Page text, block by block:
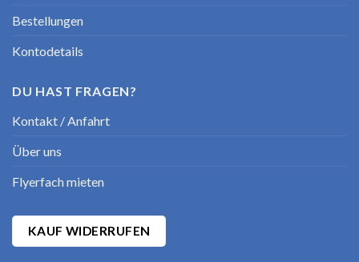
Bestellungen
Kontodetails
DU HAST FRAGEN?
Kontakt / Anfahrt
Über uns
Flyerfach mieten
KAUF WIDERRUFEN